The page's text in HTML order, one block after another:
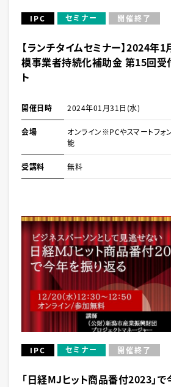
IPC セミナー 開催終了
【ランチタイムセミナー】2024年
模事業者持続化補助金 第15回受
ト
開催日時 2024年01月31日(水)
会場
オンライン※PCやスマートフ
能
受講料 無料
IPC セミナー 開催終了
「日経MJヒット商品番付2023」